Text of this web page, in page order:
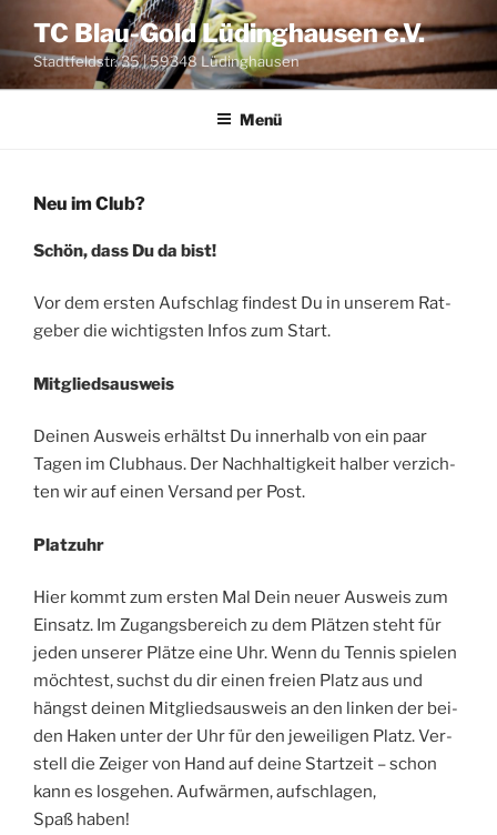
Inhalt
springen
TC Blau-Gold Lüdinghausen e.V.
Stadtfeldstr. 35 | 59348 Lüdinghausen
Menü
Neu im Club?
Schön, dass Du da bist!
Vor dem ers­ten Auf­schlag fin­dest Du in unse­rem Rat­
ge­ber die wich­tigs­ten Infos zum Start.
Mit­glieds­aus­weis
Dei­nen Aus­weis erhältst Du inner­halb von ein paar
Tagen im Club­haus. Der Nach­hal­tig­keit hal­ber ver­zich­
ten wir auf einen Ver­sand per Post.
Platz­uhr
Hier kommt zum ers­ten Mal Dein neu­er Aus­weis zum
Ein­satz. Im Zugangs­be­reich zu dem Plät­zen steht für
jeden unse­rer Plät­ze eine Uhr. Wenn du Ten­nis spie­len
möch­test, suchst du dir einen frei­en Platz aus und
hängst dei­nen Mit­glieds­aus­weis an den lin­ken der bei­
den Haken unter der Uhr für den jewei­li­gen Platz. Ver­
stell die Zei­ger von Hand auf dei­ne Start­zeit – schon
kann es los­ge­hen. Auf­wär­men, auf­schla­gen,
Spaß haben!